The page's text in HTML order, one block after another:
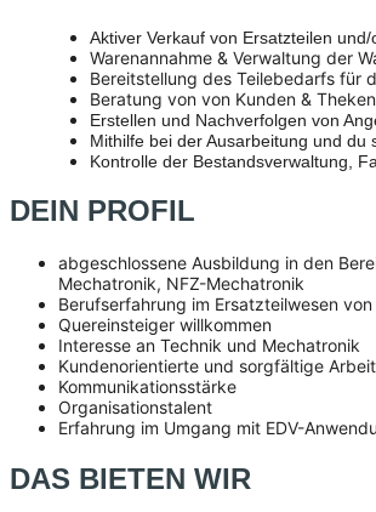
Aktiver Verkauf von Ersatzteilen
Warenannahme & Verwaltung der
Bereitstellung des Teilebedarfs für
Beratung von von Kunden &
Erstellen und Nachverfolgen von
Mithilfe bei der Ausarbeitung und
Kontrolle der Bestandsverwaltung,
DEIN PROFIL
abgeschlossene Ausbildung in den
Mechatronik, NFZ-Mechatronik
Berufserfahrung im Ersatzteilwesen von
Quereinsteiger willkommen
Interesse an Technik und Mechatronik
Kundenorientierte und sorgfältige
Kommunikationsstärke
Organisationstalent
Erfahrung im Umgang mit EDV-
DAS BIETEN WIR